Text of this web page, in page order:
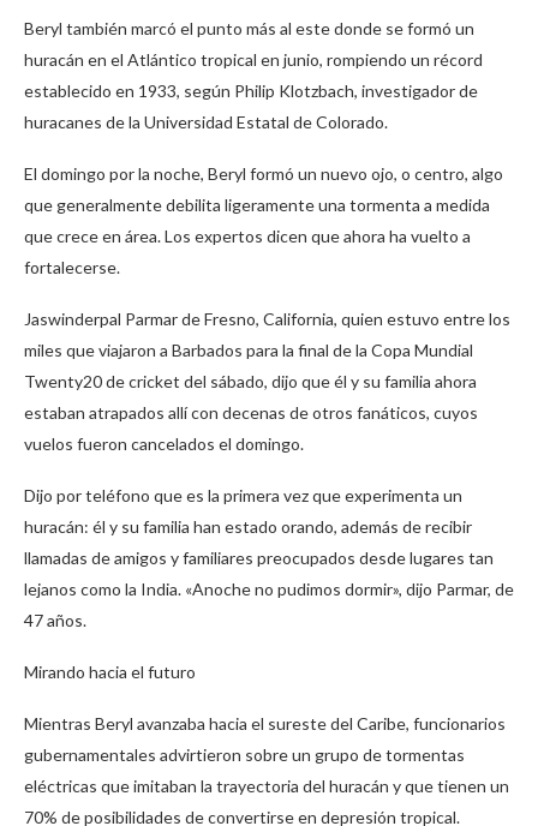
Beryl también marcó el punto más al este donde se formó un
huracán en el Atlántico tropical en junio, rompiendo un récord
establecido en 1933, según Philip Klotzbach, investigador de
huracanes de la Universidad Estatal de Colorado.
El domingo por la noche, Beryl formó un nuevo ojo, o centro, algo
que generalmente debilita ligeramente una tormenta a medida
que crece en área. Los expertos dicen que ahora ha vuelto a
fortalecerse.
Jaswinderpal Parmar de Fresno, California, quien estuvo entre los
miles que viajaron a Barbados para la final de la Copa Mundial
Twenty20 de cricket del sábado, dijo que él y su familia ahora
estaban atrapados allí con decenas de otros fanáticos, cuyos
vuelos fueron cancelados el domingo.
Dijo por teléfono que es la primera vez que experimenta un
huracán: él y su familia han estado orando, además de recibir
llamadas de amigos y familiares preocupados desde lugares tan
lejanos como la India. «Anoche no pudimos dormir», dijo Parmar, de
47 años.
Mirando hacia el futuro
Mientras Beryl avanzaba hacia el sureste del Caribe, funcionarios
gubernamentales advirtieron sobre un grupo de tormentas
eléctricas que imitaban la trayectoria del huracán y que tienen un
70% de posibilidades de convertirse en depresión tropical.